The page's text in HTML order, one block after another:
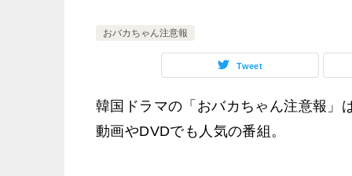
おバカちゃん注意報
Tweet
韓国ドラマの「おバカちゃん注意報」
動画やDVDでも人気の番組。